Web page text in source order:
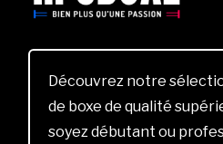
Découvrez notre
de boxe de qualité
soyez débutant ou